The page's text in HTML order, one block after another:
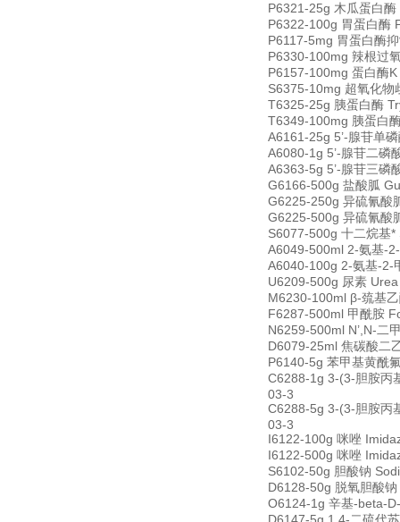
P6321-25g 木瓜蛋白
P6322-100g 胃蛋白酶
P6117-5mg 胃蛋白酶
P6330-100mg 辣根过
P6157-100mg 蛋白酶
S6375-10mg 超氧化
T6325-25g 胰蛋白酶
T6349-100mg 胰蛋白
A6161-25g 5’-腺苷单
A6080-1g 5’-腺苷二磷
A6363-5g 5’-腺苷三磷
G6166-500g 盐酸胍
G6225-250g 异硫氰酸
G6225-500g 异硫氰酸
S6077-500g 十二烷基
A6049-500ml 2-氨基-
A6040-100g 2-氨基-2-
U6209-500g 尿素
M6230-100ml β-巯基
F6287-500ml 甲酰胺
N6259-500ml N’,N-二
D6079-25ml 焦碳酸二
P6140-5g 苯甲基黄酰
C6288-1g 3-(3-胆胺丙
03-3
C6288-5g 3-(3-胆胺丙
03-3
I6122-100g 咪唑
I6122-500g 咪唑
S6102-50g 胆酸钠
D6128-50g 脱氧胆酸
O6124-1g 辛基-beta-